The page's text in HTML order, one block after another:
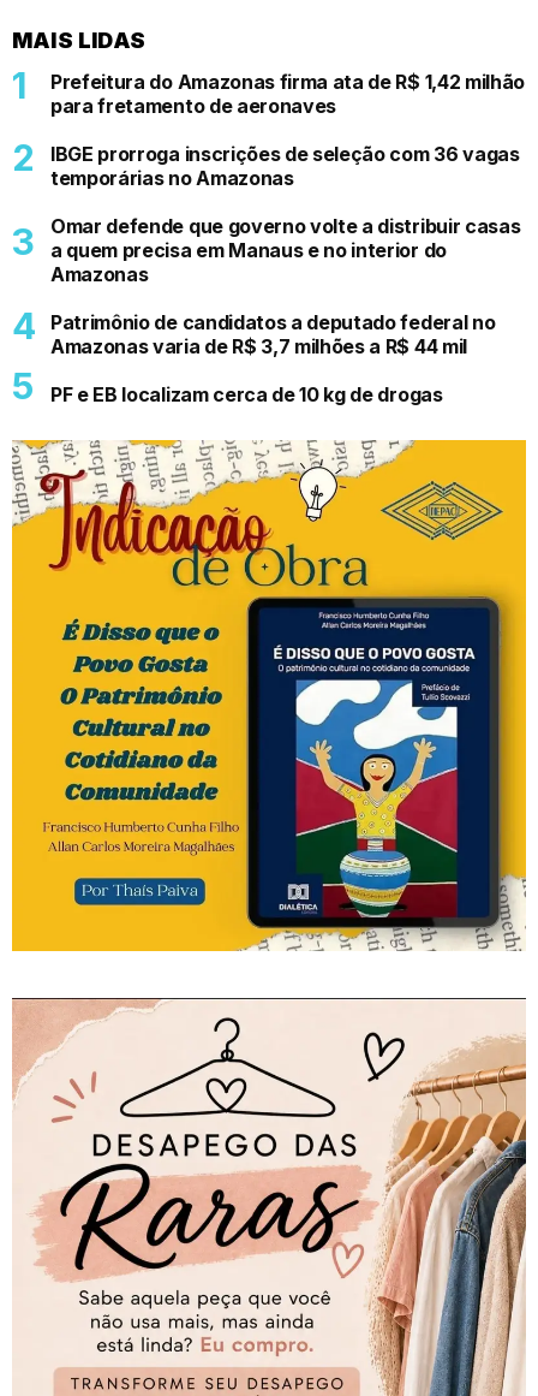
MAIS LIDAS
Prefeitura do Amazonas firma ata de R$ 1,42 milhão
para fretamento de aeronaves
IBGE prorroga inscrições de seleção com 36 vagas
temporárias no Amazonas
Omar defende que governo volte a distribuir casas
a quem precisa em Manaus e no interior do
Amazonas
Patrimônio de candidatos a deputado federal no
Amazonas varia de R$ 3,7 milhões a R$ 44 mil
PF e EB localizam cerca de 10 kg de drogas